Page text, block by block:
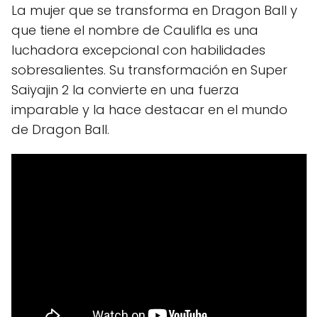
La mujer que se transforma en Dragon Ball y
que tiene el nombre de Caulifla es una
luchadora excepcional con habilidades
sobresalientes. Su transformación en Super
Saiyajin 2 la convierte en una fuerza
imparable y la hace destacar en el mundo
de Dragon Ball.